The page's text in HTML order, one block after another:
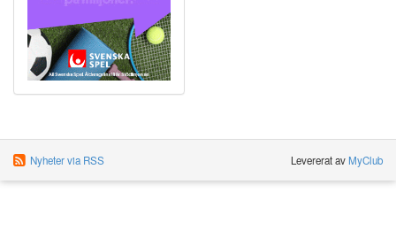
Nyheter via RSS Levererat avMyClub